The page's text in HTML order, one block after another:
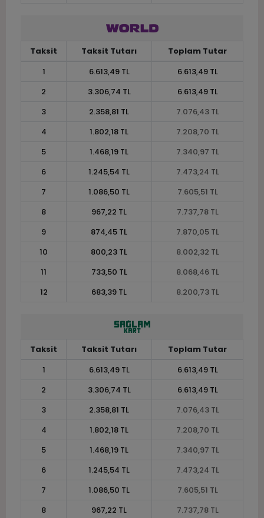
Taksit Taksit Tutarı
Toplam Tutar
1
6.613,49 TL
6.613,49 TL
2
3.306,74 TL
6.613,49 TL
3
2.358,81 TL
7.076,43 TL
4
1.802,18 TL
7.208,70 TL
5
1.468,19 TL
7.340,97 TL
6
1.245,54 TL
7.473,24 TL
7
1.086,50 TL
7.605,51 TL
8
967,22 TL
7.737,78 TL
9
874,45 TL
7.870,05 TL
10
800,23 TL
8.002,32 TL
11
733,50 TL
8.068,46 TL
12
683,39 TL 8.200,73 TL
Taksit Taksit Tutarı
Toplam Tutar
1
6.613,49 TL
6.613,49 TL
2
3.306,74 TL
6.613,49 TL
3
2.358,81 TL
7.076,43 TL
4
1.802,18 TL
7.208,70 TL
5
1.468,19 TL
7.340,97 TL
6
1.245,54 TL
7.473,24 TL
7
1.086,50 TL
7.605,51 TL
8
967,22 TL
7.737,78 TL